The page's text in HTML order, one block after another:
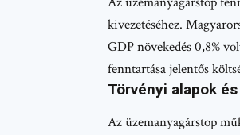
kivezetéséhez.
GDP növekedés 0,8%
fenntartása jelentős
Törvényi alapok
Az üzemanyagárstop